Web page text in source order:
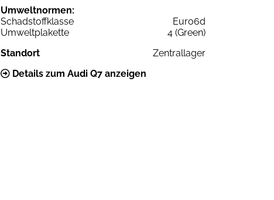
Umweltnormen:
Schadstoffklasse
Euro6d
Umweltplakette
4 (Green)
Standort
Zentrallager
Details zum Audi Q7 anzeigen